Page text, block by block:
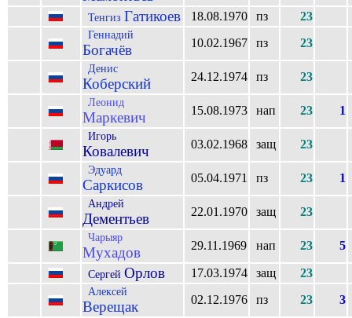
Тенгиз Гатикоев 18.08.1970 пз 23
Геннадий
Богачёв 10.02.1967 пз 23
Денис
Коберский 24.12.1974 пз 23
Леонид
Маркевич 15.08.1973 нап 23 1
Игорь
Ковалевич 03.02.1968 защ 23
Эдуард
Саркисов 05.04.1971 пз 23 1
Андрей
Дементьев 22.01.1970 защ 23
Чарыяр
Мухадов 29.11.1969 нап 23 5
Сергей Орлов 17.03.1974 защ 23
Алексей
Верещак 02.12.1976 пз 23 3